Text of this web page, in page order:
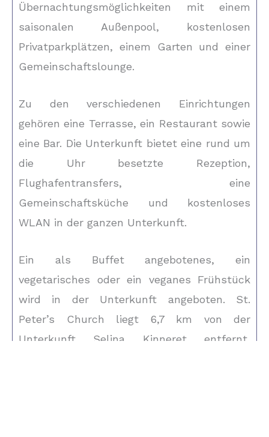
Übernachtungsmöglichkeiten mit einem
saisonalen Außenpool, kostenlosen
Privatparkplätzen, einem Garten und einer
Gemeinschaftslounge.
Zu den verschiedenen Einrichtungen
gehören eine Terrasse, ein Restaurant sowie
eine Bar. Die Unterkunft bietet eine rund um
die Uhr besetzte Rezeption,
Flughafentransfers, eine
Gemeinschaftsküche und kostenloses
WLAN in der ganzen Unterkunft.
Ein als Buffet angebotenes, ein
vegetarisches oder ein veganes Frühstück
wird in der Unterkunft angeboten. St.
Peter’s Church liegt 6,7 km von der
Unterkunft Selina Kinneret entfernt,